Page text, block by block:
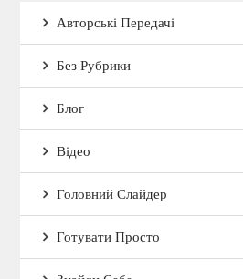
Авторські Передачі
Без Рубрики
Блог
Відео
Головний Слайдер
Готувати Просто